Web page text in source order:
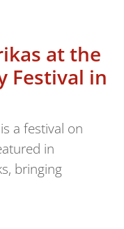
at the
Festival in
a festival on
in
bringing